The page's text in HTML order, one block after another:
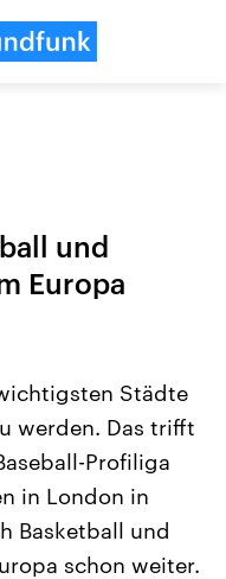
Aktuelle Beiträge,
Hintergründe
Wirtschaftlich und
gehören die Vereinigten
den mächtigsten Ländern
mit großem Einfluss auf
und
Europa
Städte
werden. Das trifft
Profiliga
in London in
Basketball und
schon weiter.